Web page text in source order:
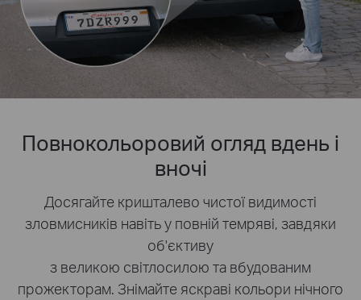
Повнокольоровий огляд вдень і
вночі
Досягайте кришталево чистої видимості
зловмисників навіть у повній темряві, завдяки
об'єктиву
з великою світлосилою та вбудованим
прожекторам. Знімайте яскраві кольори нічного